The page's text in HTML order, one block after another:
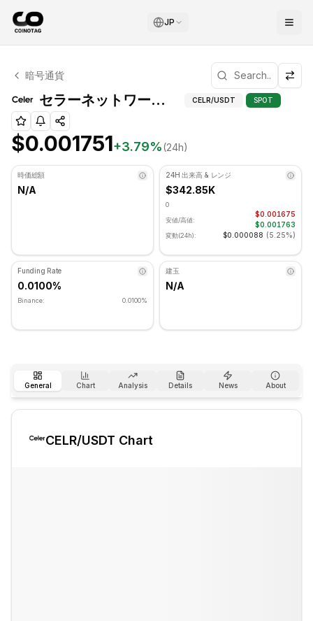
JP
セラーネットワーク テクニカル分析
セラーネットワーク 現在 $0.001751 で取引されていま
暗号通貨
セラーネットワーク（CELR）フィボナッチレベル CELR/USDT SPOT
$0.001751+3.79%(24h)
時価総額
N/A
24H 出来高 & レンジ
$342.85K
0
安値/高値:
$0.001675
$0.001763
変動(24h): $0.000088 (5.25%)
Funding Rate
0.0100%
Binance: 0.0100%
建玉
N/A
General Chart Analysis Details News About
CELR/USDT Chart